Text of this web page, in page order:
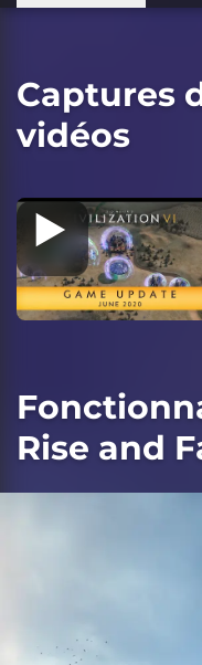
Captures
vidéos
Rise and